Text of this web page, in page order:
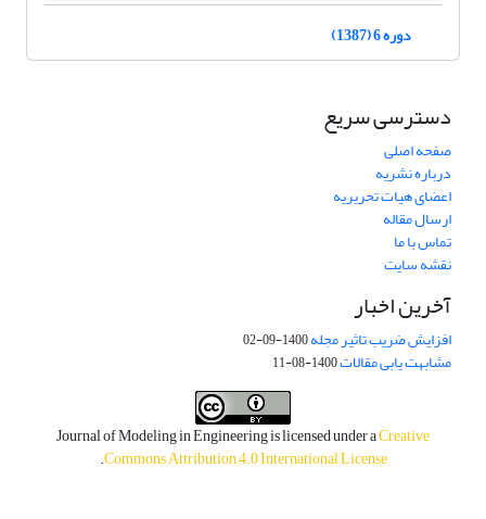
دوره 6 (1387)
دسترسی سریع
صفحه اصلی
درباره نشریه
اعضای هیات تحریریه
ارسال مقاله
تماس با ما
نقشه سایت
آخرین اخبار
افزایش ضریب تاثیر مجله1400-09-02
مشابهت یابی مقالات1400-08-11
Journal of Modeling in Engineering is licensed under aCreative
Commons Attribution 4.0 International License
.